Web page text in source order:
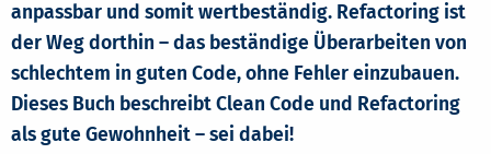
anpassbar und somit wertbeständig. Refactoring ist
der Weg dorthin – das beständige Überarbeiten von
schlechtem in guten Code, ohne Fehler einzubauen.
Dieses Buch beschreibt Clean Code und Refactoring
als gute Gewohnheit – sei dabei!